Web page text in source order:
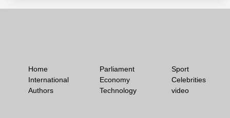
Home
International
Authors
Parliament
Economy
Technology
Sport
Celebrities
video